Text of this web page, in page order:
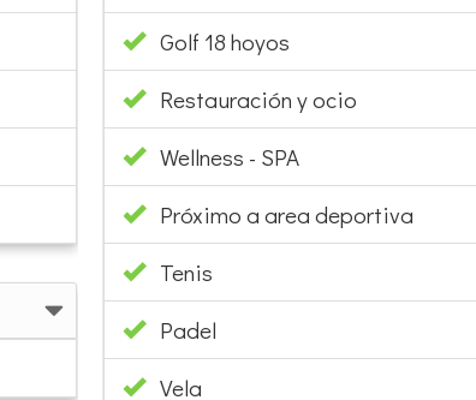
Golf 18 hoyos
Restauración y ocio
Wellness - SPA
Próximo a area deportiva
Tenis
Padel
Vela